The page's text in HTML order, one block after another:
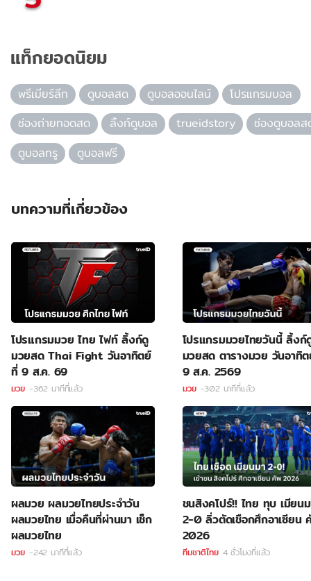
แท็กยอดนิยม
พรีเมียร์ลีก ดูบอลสด ดูบอลออนไลน์
โปรแกรมบอล
ช่องถ่ายทอดสด
ลิ้งก์ดูบอล trueidstory
ช่องดูบอลส
ดูบอลทรู
ดูบอลฟรี
บทความที่เกี่ยวข้อง
โปรแกรมมวย ไทย ไฟท์ ลิ้งก์ดู
มวยสด Thai Fight วันอาทิตย์
ที่ 9 ส.ค. 69
มวย -362 นาทีที่แล้ว
โปรแกรมมวยไทยวันนี้ ลิ้งก์
มวยสด ตารางมวย วันอาทิ
9 ส.ค. 2569
มวย -302 นาทีที่แล้ว
ผลมวย ผลมวยไทยประจำวัน
ผลมวยไทย เมื่อคืนที่ผ่านมา เช็ก
ผลมวยไทย
มวย -242 นาทีที่แล้ว
ชนสิงคโปร์!! ไทย ทุบ เมียน
2-0 ลิ่วตัดเชือกศึกอาเซียน
2026
ทีมชาติไทย 4 ชั่วโมงที่แล้ว